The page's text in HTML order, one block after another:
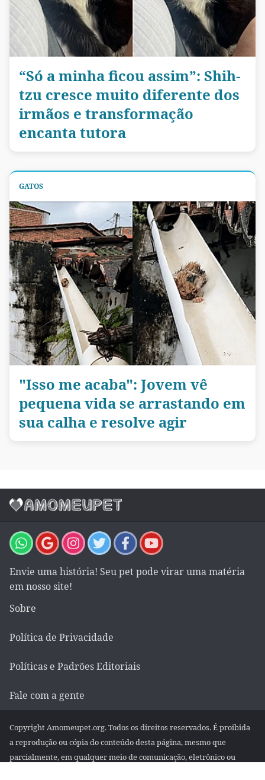
“Só a minha ficou assim”: Shih-
tzu cresce muito diferente dos
irmãos e transformação
encanta tutora
GATOS
"Isso me acaba": Jovem vê
pequena vida se arrastando em
sua calha e resolve agir
Envie uma história! Seu pet pode virar uma matéria
em nosso site!
Sobre
Política de Privacidade
Políticas e Padrões Editoriais
Fale com a gente
Copyright Amomeupet.org. Todos os direitos reservados. É proibida
a reprodução ou cópia do conteúdo desta página, mesmo que
parcialmente, em qualquer meio de comunicação, eletrônico ou